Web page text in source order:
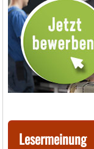
Lesermeinung